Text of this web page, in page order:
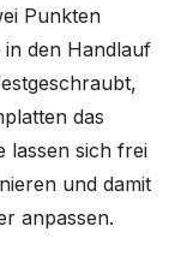
Punkten
in den Handlauf
das
lassen sich frei
und damit
anpassen.